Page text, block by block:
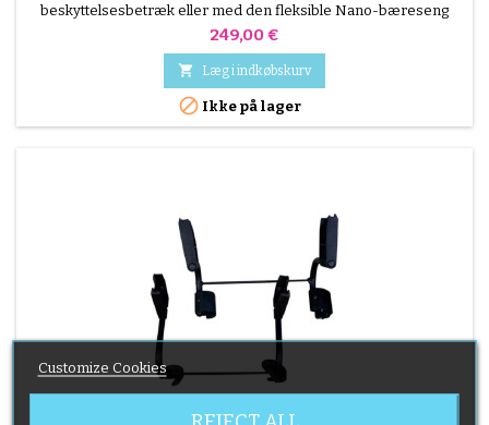
beskyttelsesbetræk eller med den fleksible Nano-bæreseng
sælges separat) - op til 4 år Ifølge selskaberne går den i
Pris
249,00 €
 Læg i indkøbskurv
 Ikke på lager
Customize Cookies